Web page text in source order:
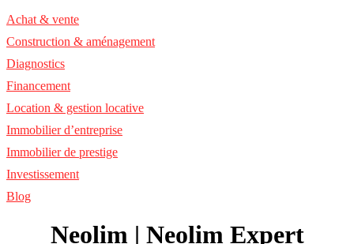
Achat & vente
Construction & aménagement
Diagnostics
Financement
Location & gestion locative
Immobilier d’entreprise
Immobilier de prestige
Investissement
Blog
Neolim | Neolim Expert